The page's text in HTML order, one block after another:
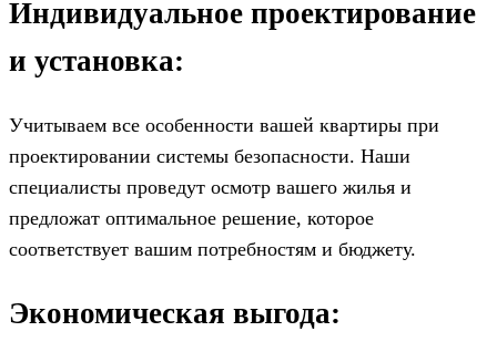
Индивидуальное проектирование
и установка:
Учитываем все особенности вашей квартиры при
проектировании системы безопасности. Наши
специалисты проведут осмотр вашего жилья и
предложат оптимальное решение, которое
соответствует вашим потребностям и бюджету.
Экономическая выгода: